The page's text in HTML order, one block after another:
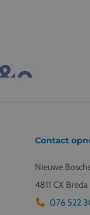
Contact
Nieuwe
4811 CX Breda
076 522